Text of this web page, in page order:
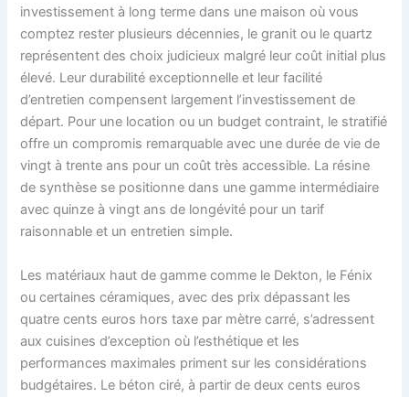
investissement à long terme dans une maison où vous
comptez rester plusieurs décennies, le granit ou le quartz
représentent des choix judicieux malgré leur coût initial plus
élevé. Leur durabilité exceptionnelle et leur facilité
d’entretien compensent largement l’investissement de
départ. Pour une location ou un budget contraint, le stratifié
offre un compromis remarquable avec une durée de vie de
vingt à trente ans pour un coût très accessible. La résine
de synthèse se positionne dans une gamme intermédiaire
avec quinze à vingt ans de longévité pour un tarif
raisonnable et un entretien simple.
Les matériaux haut de gamme comme le Dekton, le Fénix
ou certaines céramiques, avec des prix dépassant les
quatre cents euros hors taxe par mètre carré, s’adressent
aux cuisines d’exception où l’esthétique et les
performances maximales priment sur les considérations
budgétaires. Le béton ciré, à partir de deux cents euros